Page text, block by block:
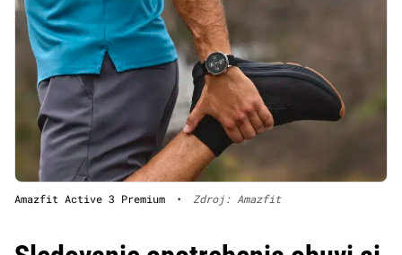
Amazfit Active 3 Premium • Zdroj: Amazfit